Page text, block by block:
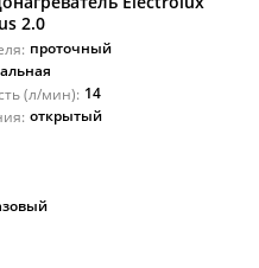
2.0
проточный
(л/мин): 14
открытый